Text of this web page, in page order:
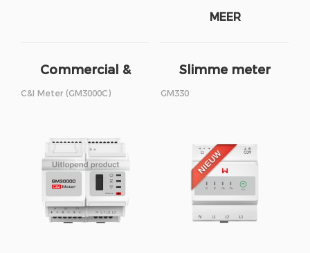
MEER
Commercial &
Industrial Meter
C&I Meter (GM3000C)
Slimme meter
GM330